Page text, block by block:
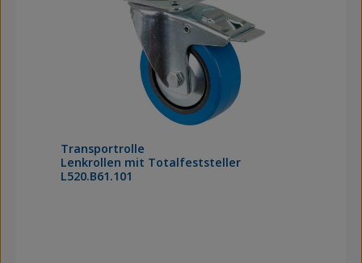
Transportrolle
Lenkrollen mit Totalfeststeller
L520.B61.101